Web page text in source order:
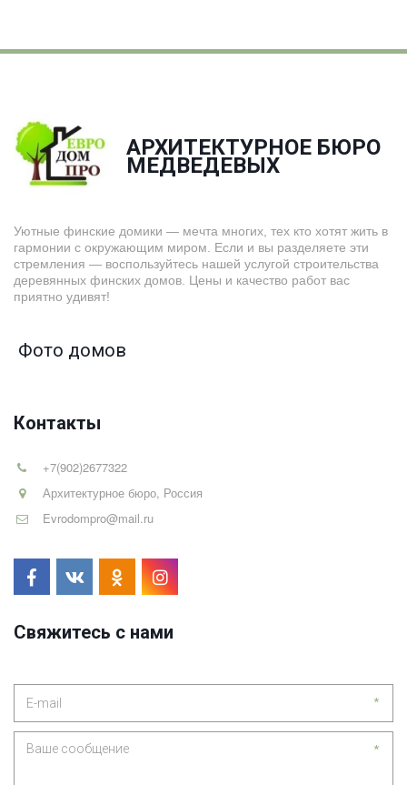
АРХИТЕКТУРНОЕ БЮРО
­МЕДВЕДЕВЫХ
Уютные финские домики — мечта многих, тех кто хотят жить в
гармонии с окружающим миром. Если и вы разделяете эти
стремления — воспользуйтесь нашей услугой строительства
деревянных финских домов. Цены и качество работ вас
приятно удивят!
Фото домов
Контакты
+7(902)2677322
Архитектурное бюро, Россия
Evrodompro@mail.ru
Свяжитесь с нами
*
*